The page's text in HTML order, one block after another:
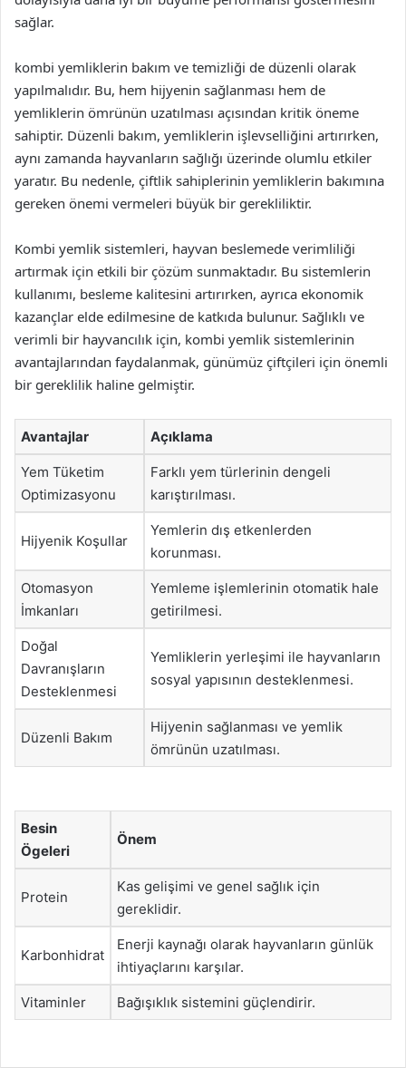
sağlar.
kombi yemliklerin bakım ve temizliği de düzenli olarak
yapılmalıdır. Bu, hem hijyenin sağlanması hem de
yemliklerin ömrünün uzatılması açısından kritik öneme
sahiptir. Düzenli bakım, yemliklerin işlevselliğini artırırken,
aynı zamanda hayvanların sağlığı üzerinde olumlu etkiler
yaratır. Bu nedenle, çiftlik sahiplerinin yemliklerin bakımına
gereken önemi vermeleri büyük bir gerekliliktir.
Kombi yemlik sistemleri, hayvan beslemede verimliliği
artırmak için etkili bir çözüm sunmaktadır. Bu sistemlerin
kullanımı, besleme kalitesini artırırken, ayrıca ekonomik
kazançlar elde edilmesine de katkıda bulunur. Sağlıklı ve
verimli bir hayvancılık için, kombi yemlik sistemlerinin
avantajlarından faydalanmak, günümüz çiftçileri için önemli
bir gereklilik haline gelmiştir.
Avantajlar Açıklama
Yem Tüketim
Optimizasyonu
Farklı yem türlerinin dengeli
karıştırılması.
Hijyenik Koşullar
Yemlerin dış etkenlerden
korunması.
Otomasyon
İmkanları
Yemleme işlemlerinin otomatik hale
getirilmesi.
Doğal
Davranışların
Desteklenmesi
Yemliklerin yerleşimi ile hayvanların
sosyal yapısının desteklenmesi.
Düzenli Bakım
Hijyenin sağlanması ve yemlik
ömrünün uzatılması.
Besin
Ögeleri
Önem
Protein
Kas gelişimi ve genel sağlık için
gereklidir.
Karbonhidrat
Enerji kaynağı olarak hayvanların günlük
ihtiyaçlarını karşılar.
Vitaminler Bağışıklık sistemini güçlendirir.